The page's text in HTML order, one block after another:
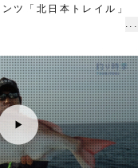
ツ「北日本トレイル」
ドテスター佐藤文紀さ
大河・米代川でサクラ
ownertv.jp/